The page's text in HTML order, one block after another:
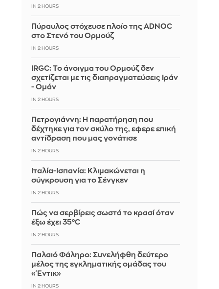
IN 2 HOURS
Πύραυλος στόχευσε πλοίο της ADNOC
στο Στενό του Ορμούζ
IN 2 HOURS
IRGC: Το άνοιγμα του Ορμούζ δεν
σχετίζεται με τις διαπραγματεύσεις Ιράν
- Ομάν
IN 2 HOURS
Πετρογιάννη: Η παρατήρηση που
δέχτηκε για τον σκύλο της, εφερε επική
αντίδραση που μας γονάτισε
IN 2 HOURS
Ιταλία-Ισπανία: Κλιμακώνεται η
σύγκρουση για το Σένγκεν
IN 2 HOURS
Πώς να σερβίρεις σωστά το κρασί όταν
έξω έχει 35°C
IN 2 HOURS
Παλαιό Φάληρο: Συνελήφθη δεύτερο
μέλος της εγκληματικής ομάδας του
«Έντικ»
IN 2 HOURS